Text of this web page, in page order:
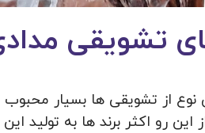
تشویقی
نوع از تشویقی ها بسیار
این رو اکثر برند ها به تولید